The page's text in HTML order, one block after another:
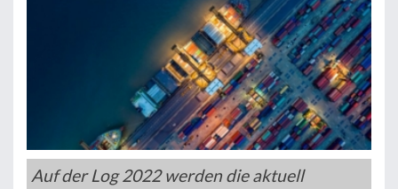
Auf der Log 2022 werden die aktuell